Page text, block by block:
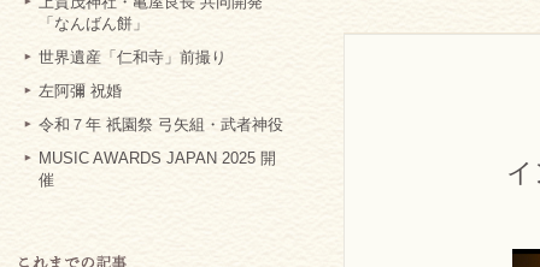
「なんばん餅」
世界遺産「仁和寺」前撮り
左阿彌 祝婚
令和７年 祇園祭 弓矢組・武者神役
MUSIC AWARDS JAPAN 2025 開
催